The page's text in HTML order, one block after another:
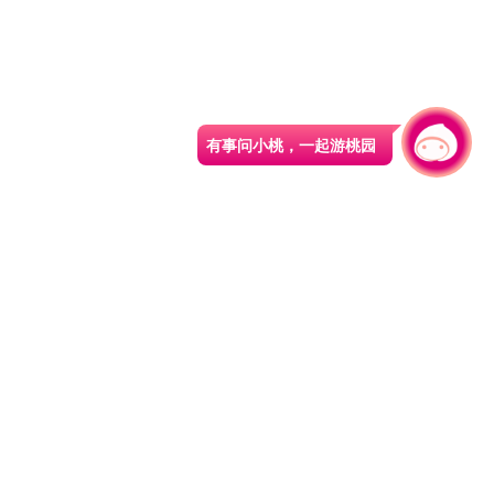
有事问小桃，一起游桃园|